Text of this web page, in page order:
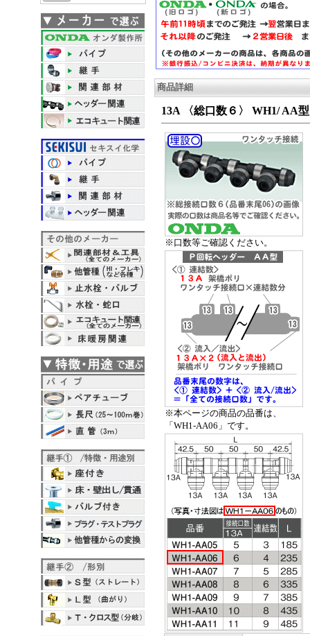
商品詳細
13A 〈総口数６〉 WH1/ AA
※口数等ご確認ください。
※本ページの商品の品番は、
「WH1-AA06」です。